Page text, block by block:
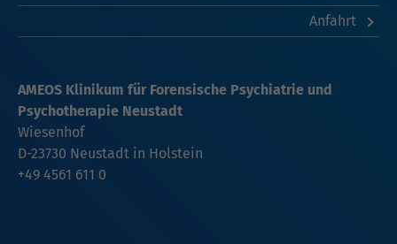
Anfahrt
AMEOS Klinikum für Forensische Psychiatrie und
Psychotherapie Neustadt
Wiesenhof
D-23730 Neustadt in Holstein
+49 4561 611 0